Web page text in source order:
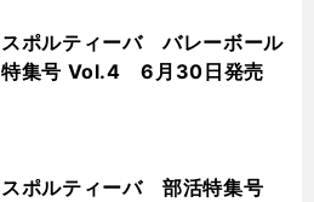
スポルティーバ バレーボール
特集号 Vol.4 6月30日発売
スポルティーバ 部活特集号